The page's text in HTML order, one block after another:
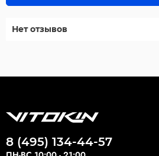
Нет отзывов
8 (495) 134-44-57